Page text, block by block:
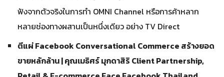
ฟังจากตัวจริงในการทำ OMNI Channel หรือการค้าหลาก
หลายช่องทางผสานเป็นหนึ่งเดียว อย่าง TV Direct
ตีแผ่Facebook Conversational Commerce สร้างยอด
ขายหลักล้าน | คุณเมธิศร์ มุกดาสิริ Client Partnership,